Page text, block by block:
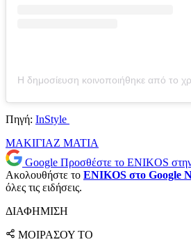
Πηγή: InStyle
ΜΑΚΙΓΙΑΖ ΜΑΤΙΑ
Google Προσθέστε το ENIKOS
Ακολουθήστε το ENIKOS στο Google
όλες τις ειδήσεις.
ΔΙΑΦΗΜΙΣΗ
ΜΟΙΡΑΣΟΥ ΤΟ